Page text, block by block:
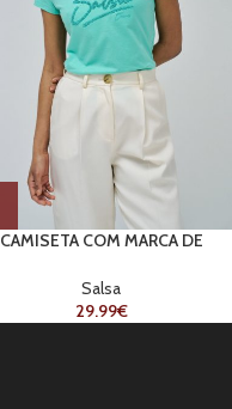
CAMISETA COM MARCA DE
Salsa
29.99€